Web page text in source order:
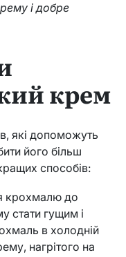
і добре
крем
які допоможуть
його більш
способів:
крохмалю до
стати гущим і
в холодній
нагрітого на